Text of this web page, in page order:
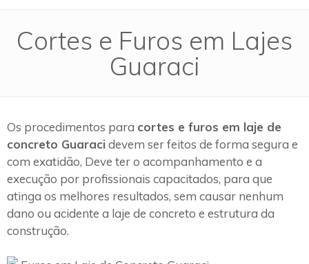
Cortes e Furos em Lajes
Guaraci
Os procedimentos para cortes e furos em laje de
concreto Guaraci devem ser feitos de forma segura e
com exatidão, Deve ter o acompanhamento e a
execução por profissionais capacitados, para que
atinga os melhores resultados, sem causar nenhum
dano ou acidente a laje de concreto e estrutura da
construção.